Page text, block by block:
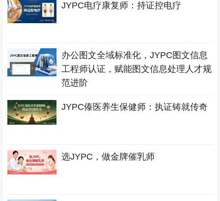
JYPC电疗康复师：持证控电疗
办公图文全域标准化，JYPC图文信息
工程师认证，赋能图文信息处理人才规
范进阶
JYPC傣医养生保健师：执证铸就传奇
选JYPC，做金牌催乳师